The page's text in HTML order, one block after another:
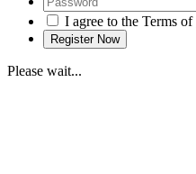
I agree to the Terms of
Please wait...